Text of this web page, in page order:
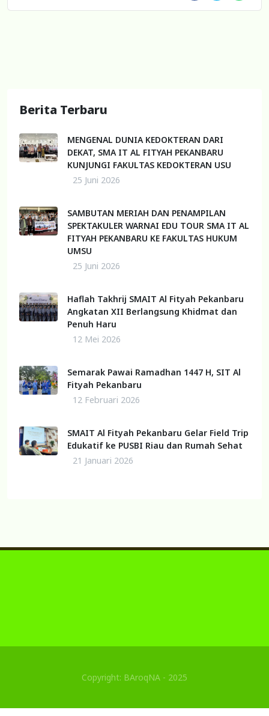
Berita Terbaru
MENGENAL DUNIA KEDOKTERAN DARI
DEKAT, SMA IT AL FITYAH PEKANBARU
KUNJUNGI FAKULTAS KEDOKTERAN USU
25 Juni 2026
SAMBUTAN MERIAH DAN PENAMPILAN
SPEKTAKULER WARNAI EDU TOUR SMA IT AL
FITYAH PEKANBARU KE FAKULTAS HUKUM
UMSU
25 Juni 2026
Haflah Takhrij SMAIT Al Fityah Pekanbaru
Angkatan XII Berlangsung Khidmat dan
Penuh Haru
12 Mei 2026
Semarak Pawai Ramadhan 1447 H, SIT Al
Fityah Pekanbaru
12 Februari 2026
SMAIT Al Fityah Pekanbaru Gelar Field Trip
Edukatif ke PUSBI Riau dan Rumah Sehat
21 Januari 2026
Copyright: BAroqNA - 2025